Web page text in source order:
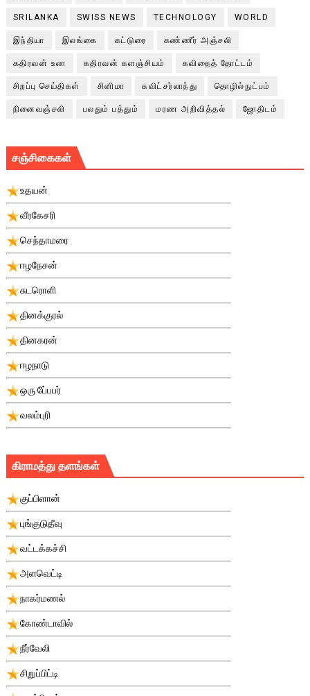
SRILANKA SWISS NEWS TECHNOLOGY WORLD
இந்தியா இலங்கை கட்டுரை கண்ணீர் அஞ்சலி
கதிரவன் உலா கதிரவன் களஞ்சியம் கவிதைத் தோட்டம்
சிறப்பு செய்திகள் சினிமா சுவிட்சர்லாந்து தொழில்நுட்பம்
நினைவஞ்சலி பலதும் பத்தும் மரண அறிவித்தல் ஜோதிடம்
சஞ்சிகைகள்
உதயன்
வீரகேசரி
செந்தாமரை
ஈழநேசன்
சுடரொளி
தினக்குரல்
தினகரன்
ஈழநாடு
ஒரு பே்பபர்
வலம்புரி
கிராமத்து தளங்கள்
குப்பிளான்
புங்குடுதீவு
வட்டக்கச்சி
அளவெட்டி
நாகர்மணல்
கோண்டாவில்
நீர்வேலி
சிறுப்பிட்டி